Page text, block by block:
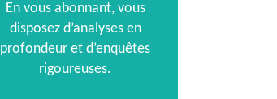
En vous abonnant, vous
disposez d’analyses en
profondeur et d’enquêtes
rigoureuses.